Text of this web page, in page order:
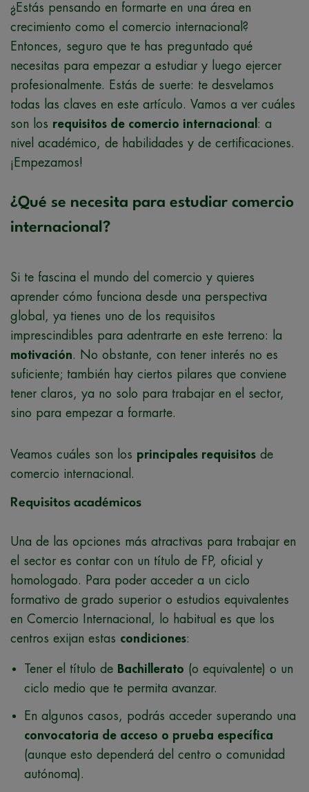
¿Estás pensando en formarte en una área en
crecimiento como el comercio internacional?
Entonces, seguro que te has preguntado qué
necesitas para empezar a estudiar y luego ejercer
profesionalmente. Estás de suerte: te desvelamos
todas las claves en este artículo. Vamos a ver cuáles
son los requisitos de comercio internacional : a
nivel académico, de habilidades y de certificaciones.
¡Empezamos!
¿Qué se necesita para estudiar comercio
internacional?
Si te fascina el mundo del comercio y quieres
aprender cómo funciona desde una perspectiva
global, ya tienes uno de los requisitos
imprescindibles para adentrarte en este terreno: la
motivación . No obstante, con tener interés no es
suficiente; también hay ciertos pilares que conviene
tener claros, ya no solo para trabajar en el sector,
sino para empezar a formarte.
Veamos cuáles son los principales requisitos de
comercio internacional.
Requisitos académicos
Una de las opciones más atractivas para trabajar en
el sector es contar con un título de FP, oficial y
homologado. Para poder acceder a un ciclo
formativo de grado superior o estudios equivalentes
en Comercio Internacional, lo habitual es que los
centros exijan estas condiciones:
Tener el título de Bachillerato (o equivalente) o un
ciclo medio que te permita avanzar.
En algunos casos, podrás acceder superando una
convocatoria de acceso o prueba específica
(aunque esto dependerá del centro o comunidad
autónoma).